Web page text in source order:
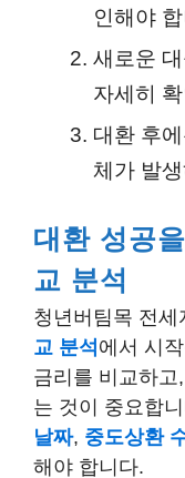
인해야
새로운
자세히
대환 후
체가 발
대환 성공
교 분석
청년버팀목 전
교 분석 에서 시
금리를 비교하
는 것이 중요합
날짜, 중도상환
해야 합니다.